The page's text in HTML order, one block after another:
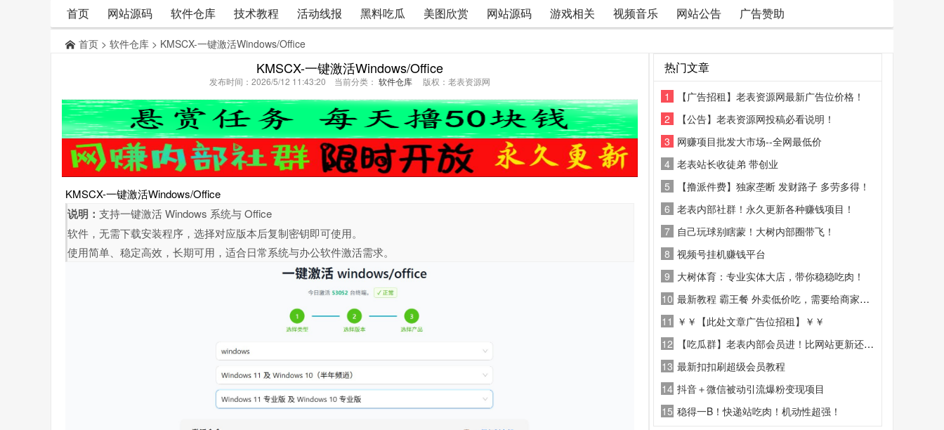
首页 网站源码 软件仓库 技术教程 活动线报 黑料吃瓜 美图欣赏 网站源码 游戏相关 视频音乐 网站公告 广告赞助
首页 > 软件仓库 > KMSCX-一键激活Windows/Office
KMSCX-一键激活Windows/Office
发布时间：2026/5/12 11:43:20 当前分类： 软件仓库 版权：老表资源网
KMSCX-一键激活Windows/Office
说明： 支持一键激活 Windows 系统与 Office
软件，无需下载安装程序，选择对应版本后复制密钥即可使用。
使用简单、稳定高效，长期可用，适合日常系统与办公软件激活需求。
热门文章
1
【广告招租】老表资源网最新广告位价格！
2
【公告】老表资源网投稿必看说明！
3 网赚项目批发大市场--全网最低价
4 老表站长收徒弟 带创业
5
【撸派件费】独家垄断 发财路子 多劳多得！
6 老表内部社群！永久更新各种赚钱项目！
7 自己玩球别瞎蒙！大树内部圈带飞！
8 视频号挂机赚钱平台
9 大树体育：专业实体大店，带你稳稳吃肉！
10 最新教程 霸王餐 外卖低价吃，需要给商家好评
11 ￥￥【此处文章广告位招租】￥￥
12
【吃瓜群】老表内部会员进！比网站更新还精彩！
13 最新扣扣刷超级会员教程
14 抖音＋微信被动引流爆粉变现项目
15 稳得一B！快递站吃肉！机动性超强！